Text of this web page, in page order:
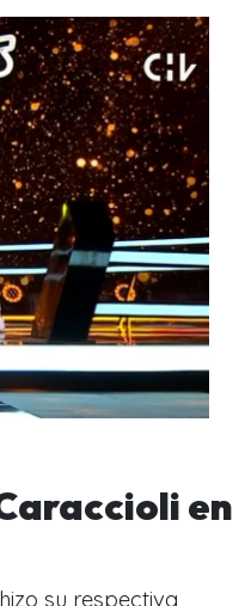
en
hizo su respectiva